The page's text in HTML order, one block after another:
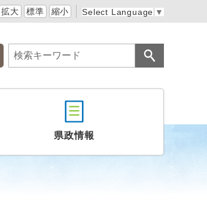
拡大 標準 縮小 Select Language ▼
県政情報